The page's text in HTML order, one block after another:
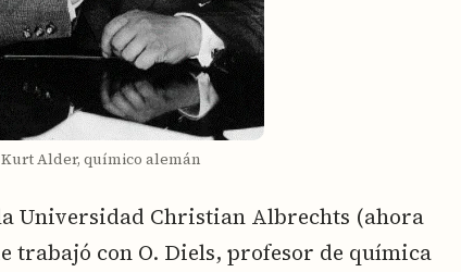
Kurt Alder, químico alemán
Universidad Christian Albrechts (ahora
trabajó con O. Diels, profesor de química